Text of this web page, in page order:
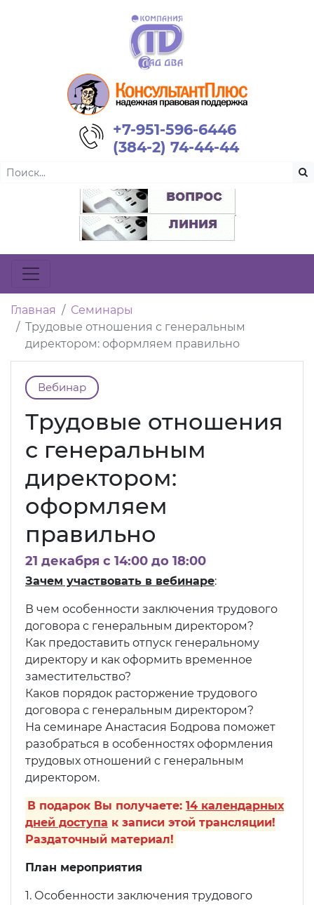
+7-951-596-6446
(384-2) 74-44-44
Главная
Семинары
Трудовые отношения с генеральным
директором: оформляем правильно
Вебинар
Трудовые отношения
с генеральным
директором:
оформляем
правильно
21 декабря c 14:00 до 18:00
Зачем участвовать в вебинаре:
В чем особенности заключения трудового
договора с генеральным директором?
Как предоставить отпуск генеральному
директору и как оформить временное
заместительство?
Каков порядок расторжение трудового
договора с генеральным директором?
На семинаре Анастасия Бодрова поможет
разобраться в особенностях оформления
трудовых отношений с генеральным
директором.
В подарок Вы получаете:14 календарных
дней доступа к записи этой трансляции!
Раздаточный материал!
План мероприятия
1. Особенности заключения трудового